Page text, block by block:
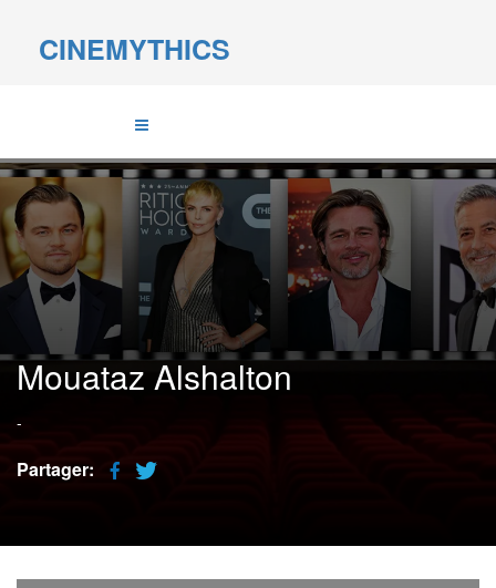
CINEMYTHICS
Mouataz Alshalton
-
Partager: